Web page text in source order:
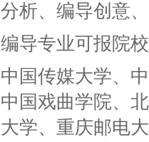
分析、编导创意
编导专业可报院
中国传媒大学、
中国戏曲学院、
大学、重庆邮电